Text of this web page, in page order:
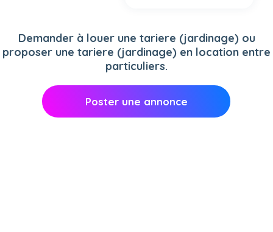
Demander à louer une tariere (jardinage) ou
proposer une tariere (jardinage) en location entre
particuliers.
Poster une annonce